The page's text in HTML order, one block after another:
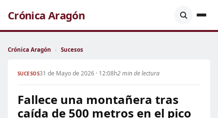
Crónica Aragón
Crónica Aragón › Sucesos
SUCESOS31 de Mayo de 2026 · 12:08h2 min de lectura
Fallece una montañera tras
caída de 500 metros en el pico